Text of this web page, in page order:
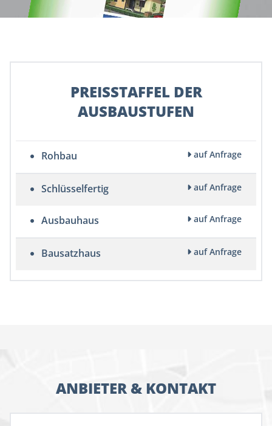
PREISSTAFFEL DER
AUSBAUSTUFEN
Rohbau auf Anfrage
Schlüsselfertig auf Anfrage
Ausbauhaus auf Anfrage
Bausatzhaus auf Anfrage
ANBIETER & KONTAKT